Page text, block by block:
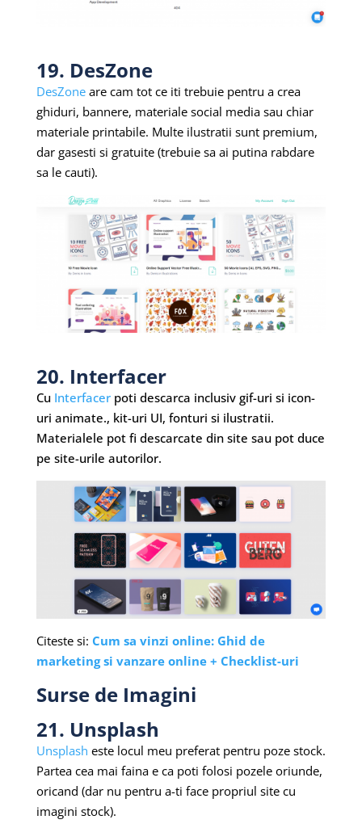
19. DesZone
DesZoneare cam tot ce iti trebuie pentru a crea
ghiduri, bannere, materiale social media sau chiar
materiale printabile. Multe ilustratii sunt premium,
dar gasesti si gratuite (trebuie sa ai putina rabdare
sa le cauti).
20. Interfacer
Cu Interfacerpoti descarca inclusiv gif-uri si icon-
uri animate., kit-uri UI, fonturi si ilustratii.
Materialele pot fi descarcate din site sau pot duce
pe site-urile autorilor.
Citeste si: Cum sa vinzi online: Ghid de
marketing si vanzare online + Checklist-uri
Surse de Imagini
21. Unsplash
Unsplash este locul meu preferat pentru poze stock.
Partea cea mai faina e ca poti folosi pozele oriunde,
oricand (dar nu pentru a-ti face propriul site cu
imagini stock).